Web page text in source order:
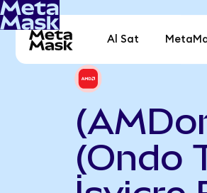
Al Sat
(Ondo